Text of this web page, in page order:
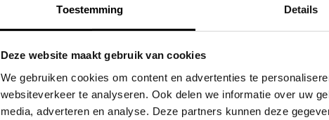
Toestemming Details
Deze website maakt gebruik van cookies
We gebruiken cookies om content en advertenties te
websiteverkeer te analyseren. Ook delen we informatie over uw
media, adverteren en analyse. Deze partners kunnen deze
Beste klant, we vragen zo meteen naar je
omdat ons dat belangrijke inzichten geeft
publieksbestand maar er zit ook voor jou een
blijft een verrassing voor je verjaardag.